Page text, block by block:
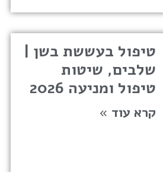
טיפול בעששת בשן |
שלבים, שיטות
טיפול ומניעה 2026
קרא עוד »